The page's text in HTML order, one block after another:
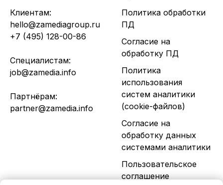
Клиентам:
hello@zamediagroup.ru
+7 (495) 128-00-86
Специалистам:
job@zamedia.info
Партнёрам:
partner@zamedia.info
Политика обработки
ПД
Согласие на
обработку ПД
Политика
использования
систем аналитики
(cookie-файлов)
Согласие на
обработку данных
системами аналитики
Пользовательское
соглашение